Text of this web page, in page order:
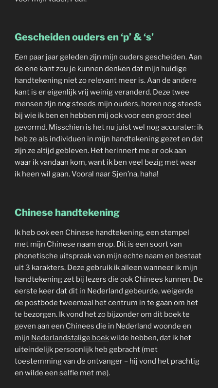
Gescheiden ouders en ‘p’ & ‘s’
Een paar jaar geleden zijn mijn ouders gescheiden. Aan
de ene kant zou je kunnen denken dat mijn huidige
handtekening niet zo relevant meer is. Aan de andere
kant is er eigenlijk vrij weinig veranderd. Deze twee
mensen zijn nog steeds mijn ouders, horen nog steeds
bij wie ik ben en hebben mij ook voor een groot deel
gevormd. Misschien is het nu juist wel nog accurater: ik
heb ze als individuen in mijn handtekening gezet en dat
zijn ze altijd gebleven. Het herinnert me er ook aan
waar ik vandaan kom, want ik ben veel bezig met waar
ik heen wil gaan. Vooral naar Sjen’na, haha!
Chinese handtekening
Ik heb ook een Chinese handtekening, een stempel
met mijn Chinese naam erop. Dit is een soort van
phonetische uitspraak van mijn echte naam en bestaat
uit 3 karakters. Deze gebruik ik alleen wanneer ik mijn
handtekening zet bij lezers die ook Chinees kunnen. De
eerste keer dat dit in Nederland gebeurde, weigerde
de postbode tweemaal het centrum in te gaan om het
te bezorgen. Ik vond het zo bijzonder om dit boek te
geven aan een Chinees die in Nederland woonde en
mijn Nederlandstalige boekwilde hebben, dat ik het
uiteindelijk persoonlijk heb gebracht (met
toestemming van de ontvanger – hij vond het prachtig
en wilde een selfie met me).